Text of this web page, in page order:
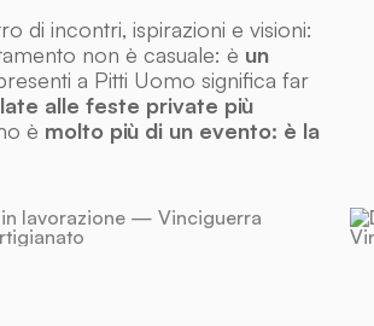
di incontri, ispirazioni e visioni:
non è casuale: è un
a Pitti Uomo significa far
alle feste private più
è molto più di un evento: è la